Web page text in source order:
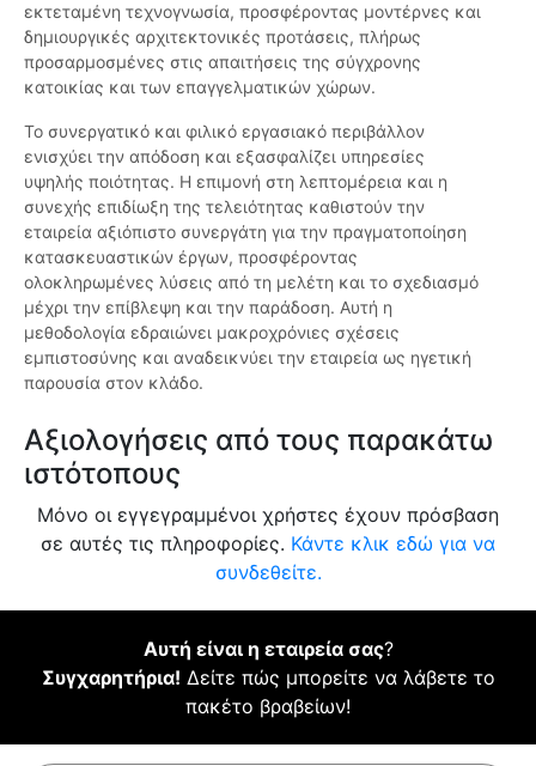
εκτεταμένη τεχνογνωσία, προσφέροντας μοντέρνες και
δημιουργικές αρχιτεκτονικές προτάσεις, πλήρως
προσαρμοσμένες στις απαιτήσεις της σύγχρονης
κατοικίας και των επαγγελματικών χώρων.
Το συνεργατικό και φιλικό εργασιακό περιβάλλον
ενισχύει την απόδοση και εξασφαλίζει υπηρεσίες
υψηλής ποιότητας. Η επιμονή στη λεπτομέρεια και η
συνεχής επιδίωξη της τελειότητας καθιστούν την
εταιρεία αξιόπιστο συνεργάτη για την πραγματοποίηση
κατασκευαστικών έργων, προσφέροντας
ολοκληρωμένες λύσεις από τη μελέτη και το σχεδιασμό
μέχρι την επίβλεψη και την παράδοση. Αυτή η
μεθοδολογία εδραιώνει μακροχρόνιες σχέσεις
εμπιστοσύνης και αναδεικνύει την εταιρεία ως ηγετική
παρουσία στον κλάδο.
Αξιολογήσεις από τους παρακάτω
ιστότοπους
Μόνο οι εγγεγραμμένοι χρήστες έχουν πρόσβαση
σε αυτές τις πληροφορίες. Κάντε κλικ εδώ για να
συνδεθείτε.
Αυτή είναι η εταιρεία σας?
Συγχαρητήρια! Δείτε πώς μπορείτε να λάβετε το
πακέτο βραβείων!